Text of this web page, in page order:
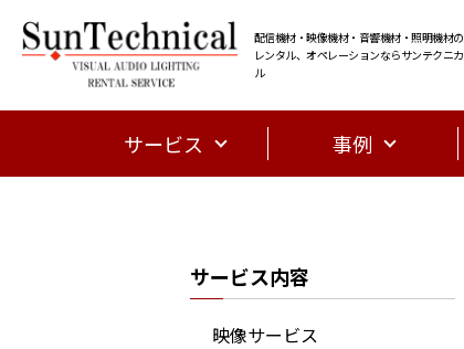
配信機材・映像機材・音響機材・照明機材の
レンタル、オペレーションならサンテクニカ
ル
サービス 事例
サービス内容
映像サービス